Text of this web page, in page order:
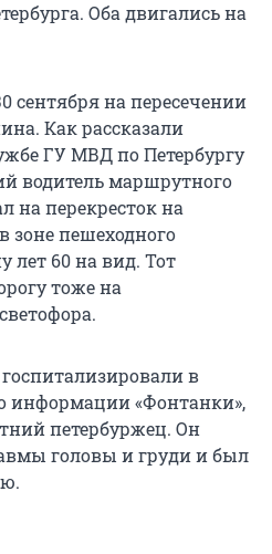
Оба двигались на
сентября на пересечении
Как рассказали
ГУ МВД по Петербургу
водитель маршрутного
на перекресток на
пешеходного
лет 60 на вид. Тот
тоже на
в
информации «Фонтанки»,
петербуржец. Он
головы и груди и был